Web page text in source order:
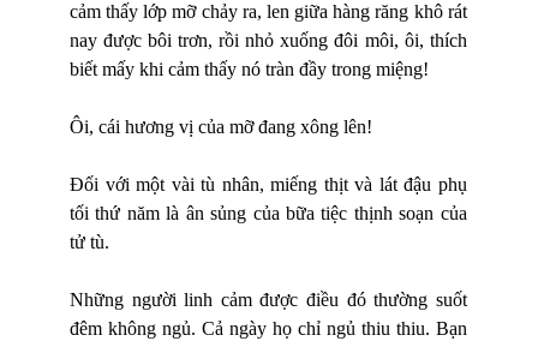
cảm thấy lớp mỡ chảy ra, len giữa hàng răng khô rát
nay được bôi trơn, rồi nhỏ xuống đôi môi, ôi, thích
biết mấy khi cảm thấy nó tràn đầy trong miệng!
Ôi, cái hương vị của mỡ đang xông lên!
Đối với một vài tù nhân, miếng thịt và lát đậu phụ
tối thứ năm là ân sủng của bữa tiệc thịnh soạn của
tử tù.
Những người linh cảm được điều đó thường suốt
đêm không ngủ. Cả ngày họ chỉ ngủ thiu thiu. Bạn